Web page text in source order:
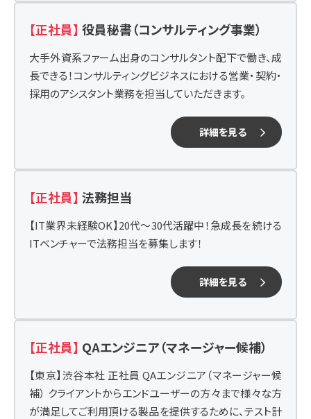
【正社員】 役員秘書（コンサルティング事業）
大手外資系ファーム出身のコンサルタント配下で働き、成
長できる！コンサルティングビジネスにおける営業・契約・
採用のアシスタント業務を担当していただきます。
詳細を見る
【正社員】 法務担当
【IT業界未経験OK】20代～30代活躍中！急成長を続ける
ITベンチャーで法務担当を募集します！
詳細を見る
【正社員】 QAエンジニア（マネージャー候補）
【東京】渋谷本社 正社員 QAエンジニア（マネージャー候
補） クライアントからエンドユーザーの方々まで様々な方
が満足してご利用頂ける製品を提供するために、テスト計